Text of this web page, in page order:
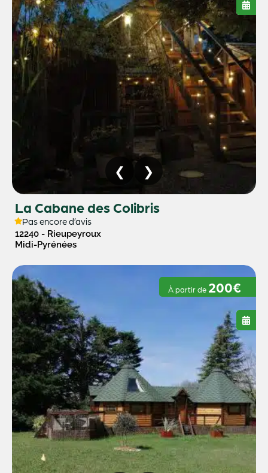
La Cabane des Colibris
Pas encore d’avis
12240 - Rieupeyroux
Midi-Pyrénées
À partir de 200€